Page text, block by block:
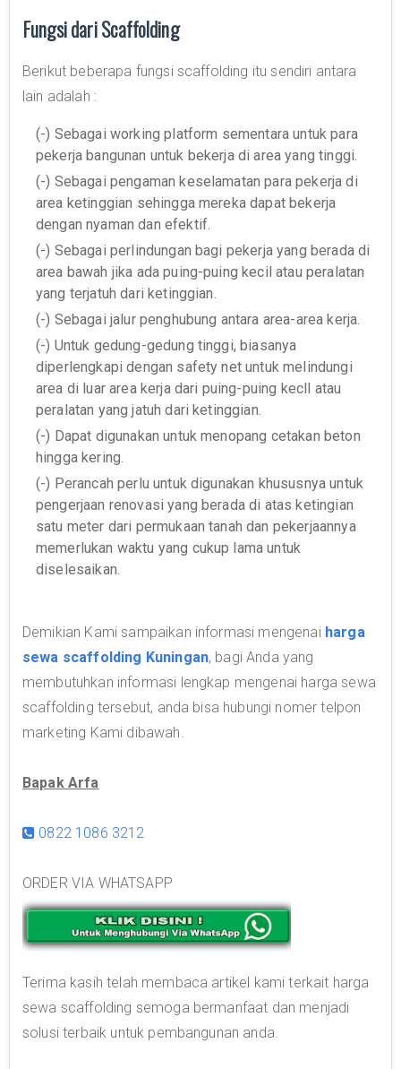
Fungsi dari Scaffolding
Berikut beberapa fungsi scaffolding itu sendiri antara
lain adalah :
(-) Sebagai working platform sementara untuk para
pekerja bangunan untuk bekerja di area yang tinggi.
(-) Sebagai pengaman keselamatan para pekerja di
area ketinggian sehingga mereka dapat bekerja
dengan nyaman dan efektif.
(-) Sebagai perlindungan bagi pekerja yang berada di
area bawah jika ada puing-puing kecil atau peralatan
yang terjatuh dari ketinggian.
(-) Sebagai jalur penghubung antara area-area kerja.
(-) Untuk gedung-gedung tinggi, biasanya
diperlengkapi dengan safety net untuk melindungi
area di luar area kerja dari puing-puing kecll atau
peralatan yang jatuh dari ketinggian.
(-) Dapat digunakan untuk menopang cetakan beton
hingga kering.
(-) Perancah perlu untuk digunakan khususnya untuk
pengerjaan renovasi yang berada di atas ketingian
satu meter dari permukaan tanah dan pekerjaannya
memerlukan waktu yang cukup lama untuk
diselesaikan.
Demikian Kami sampaikan informasi mengenai harga
sewa scaffolding Kuningan, bagi Anda yang
membutuhkan informasi lengkap mengenai harga sewa
scaffolding tersebut, anda bisa hubungi nomer telpon
marketing Kami dibawah.
Bapak Arfa
0822 1086 3212
ORDER VIA WHATSAPP
Terima kasih telah membaca artikel kami terkait harga
sewa scaffolding semoga bermanfaat dan menjadi
solusi terbaik untuk pembangunan anda.